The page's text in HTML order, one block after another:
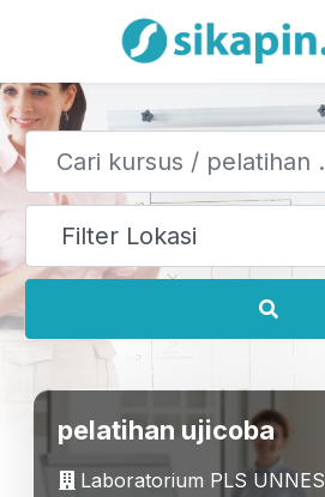
pelatihan ujicoba
Laboratorium PLS UNNES